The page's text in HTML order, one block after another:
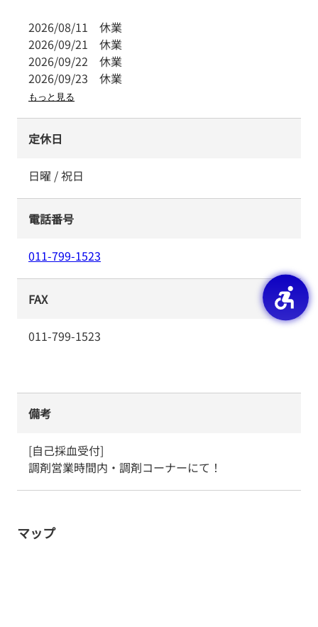
2026/08/11 休業
2026/09/21 休業
2026/09/22 休業
2026/09/23 休業
もっと見る
定休日
日曜 / 祝日
電話番号
011-799-1523
FAX
011-799-1523
備考
[自己採血受付]
調剤営業時間内・調剤コーナーにて！
マップ